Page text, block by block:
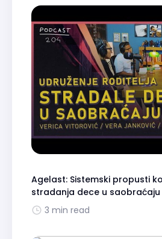
Agelast: Sistemski propusti
stradanja dece u saobraćaju
3 min read